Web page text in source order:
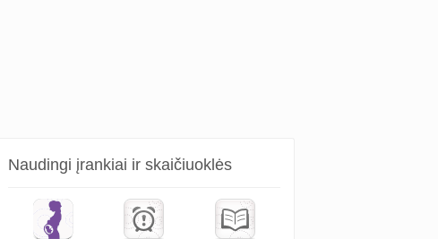
Naudingi įrankiai ir skaičiuoklės